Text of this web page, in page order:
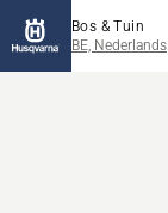
Bos & Tuin
BE, Nederlands